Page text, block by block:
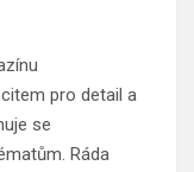
pro detail a
se
Ráda